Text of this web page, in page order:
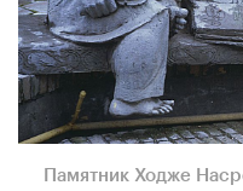
Памятник Ходже